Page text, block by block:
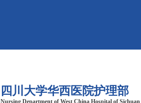
四川大学华西医院护理部
Nursing Department of West China Hospital of